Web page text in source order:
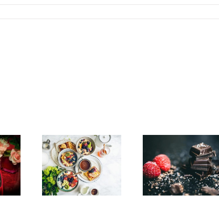
till
Choklad kan ha
positiv inverkan på
ögonbryn –
som vill ha
naturlig